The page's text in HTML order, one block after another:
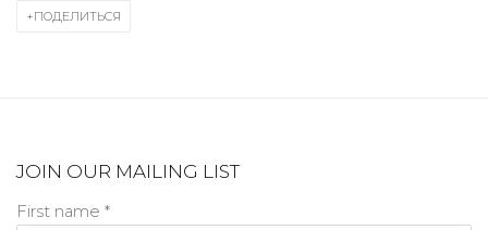
ПОДЕЛИТЬСЯ
JOIN OUR MAILING LIST
First name *